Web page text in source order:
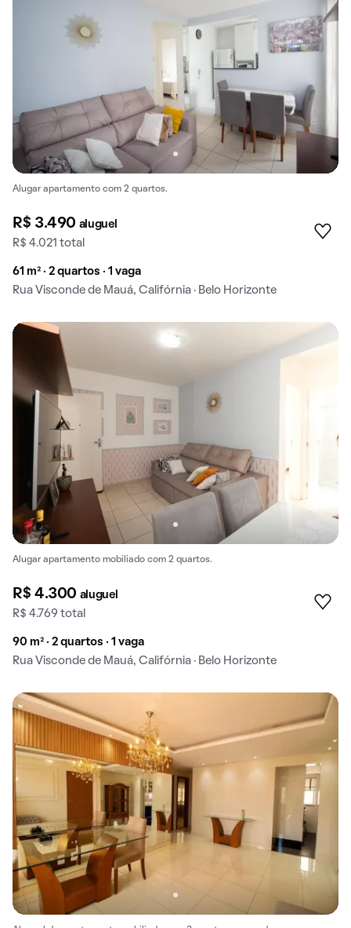
Alugar apartamento com 2 quartos.
R$ 3.490 aluguel
R$ 4.021 total
61 m² · 2 quartos · 1 vaga
Rua Visconde de Mauá, Califórnia · Belo Horizonte
Alugar apartamento mobiliado com 2 quartos.
R$ 4.300 aluguel
R$ 4.769 total
90 m² · 2 quartos · 1 vaga
Rua Visconde de Mauá, Califórnia · Belo Horizonte